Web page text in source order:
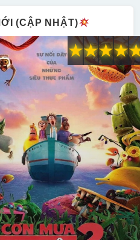
(CẬP NHẬT)
★
★
★
★